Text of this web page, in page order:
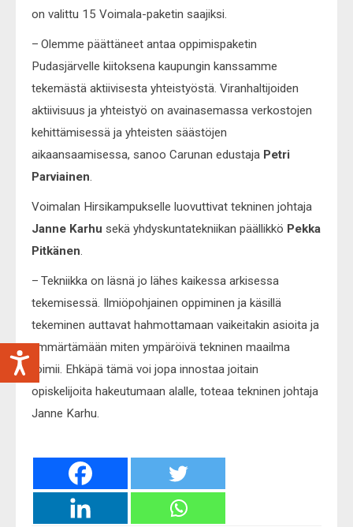
on valittu 15 Voimala-paketin saajiksi.
– Olemme päättäneet antaa oppimispaketin
Pudasjärvelle kiitoksena kaupungin kanssamme
tekemästä aktiivisesta yhteistyöstä. Viranhaltijoiden
aktiivisuus ja yhteistyö on avainasemassa verkostojen
kehittämisessä ja yhteisten säästöjen
aikaansaamisessa, sanoo Carunan edustaja Petri
Parviainen
Voimalan Hirsikampukselle luovuttivat tekninen johtaja
Janne Karhu sekä yhdyskuntatekniikan päällikkö Pekka
Pitkänen
– Tekniikka on läsnä jo lähes kaikessa arkisessa
tekemisessä. Ilmiöpohjainen oppiminen ja käsillä
tekeminen auttavat hahmottamaan vaikeitakin asioita ja
ymmärtämään miten ympäröivä tekninen maailma
toimii. Ehkäpä tämä voi jopa innostaa joitain
opiskelijoita hakeutumaan alalle, toteaa tekninen johtaja
Janne Karhu.